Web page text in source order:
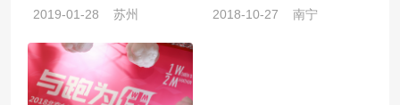
2019-01-28 苏州 2018-10-27 南宁